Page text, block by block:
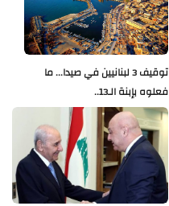
توقيف 3 لبنانيين في صيدا... ما
فعلوه بإبنة الـ13..